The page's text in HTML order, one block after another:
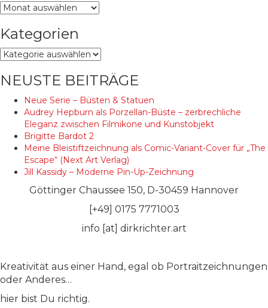
Archiv
Kategorien
Kategorien
NEUSTE BEITRÄGE
Neue Serie – Büsten & Statuen
Audrey Hepburn als Porzellan-Büste – zerbrechliche
Eleganz zwischen Filmikone und Kunstobjekt
Brigitte Bardot 2
Meine Bleistiftzeichnung als Comic-Variant-Cover für „The
Escape“ (Next Art Verlag)
Jill Kassidy – Moderne Pin-Up-Zeichnung
Göttinger Chaussee 150, D-30459 Hannover
[+49] 0175 7771003
info [at] dirkrichter.art
Kreativität aus einer Hand, egal ob Portraitzeichnungen
oder Anderes…
hier bist Du richtig.